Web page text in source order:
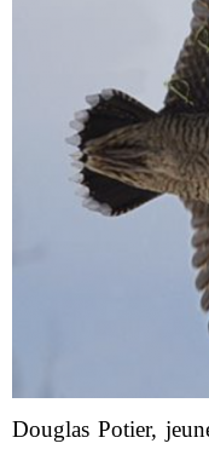
Douglas Potier,